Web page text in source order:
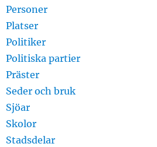
Personer
Platser
Politiker
Politiska partier
Präster
Seder och bruk
Sjöar
Skolor
Stadsdelar